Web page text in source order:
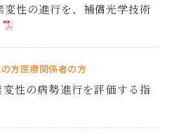
性の進行を、補償光学技術
方医療関係者の方
性の病勢進行を評価する指